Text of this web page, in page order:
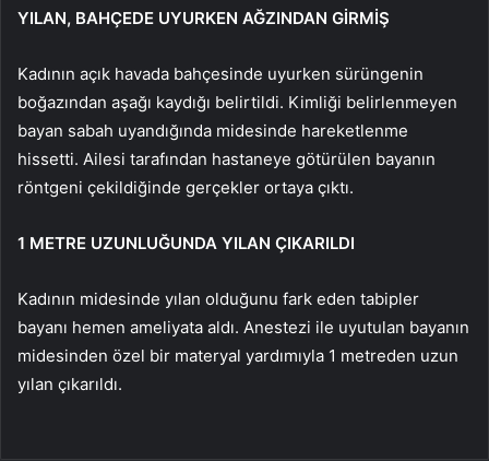
YILAN, BAHÇEDE UYURKEN AĞZINDAN GİRMİŞ
Kadının açık havada bahçesinde uyurken sürüngenin
boğazından aşağı kaydığı belirtildi. Kimliği belirlenmeyen
bayan sabah uyandığında midesinde hareketlenme
hissetti. Ailesi tarafından hastaneye götürülen bayanın
röntgeni çekildiğinde gerçekler ortaya çıktı.
1 METRE UZUNLUĞUNDA YILAN ÇIKARILDI
Kadının midesinde yılan olduğunu fark eden tabipler
bayanı hemen ameliyata aldı. Anestezi ile uyutulan bayanın
midesinden özel bir materyal yardımıyla 1 metreden uzun
yılan çıkarıldı.